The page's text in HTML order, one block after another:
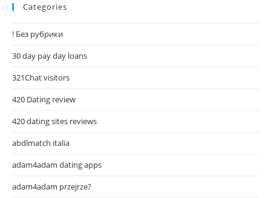
Categories
! Без рубрики
30 day pay day loans
321Chat visitors
420 Dating review
420 dating sites reviews
abdlmatch italia
adam4adam dating apps
adam4adam przejrze?